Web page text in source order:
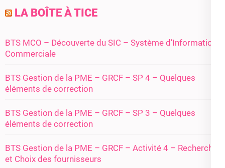
LA BOÎTE À TICE
BTS MCO – Découverte du SIC – Système d’Information
Commerciale
BTS Gestion de la PME – GRCF – SP 4 – Quelques
éléments de correction
BTS Gestion de la PME – GRCF – SP 3 – Quelques
éléments de correction
BTS Gestion de la PME – GRCF – Activité 4 – Recherche
et Choix des fournisseurs